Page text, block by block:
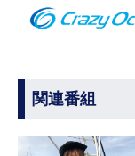
関連番組